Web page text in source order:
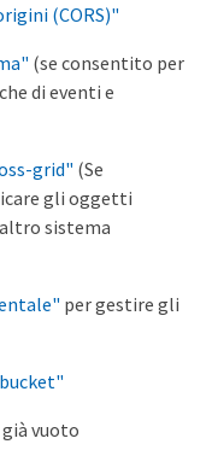
(CORS)"
(se consentito per
di eventi e
grid" (Se
gli oggetti
sistema
per gestire gli
vuoto